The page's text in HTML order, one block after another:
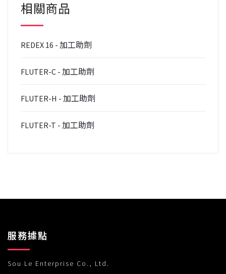
相關商品
REDEX 16 - 加工助劑
FLUTER-C - 加工助劑
FLUTER-H - 加工助劑
FLUTER-T - 加工助劑
服務據點
Sou Le Enterprise Co., Ltd.